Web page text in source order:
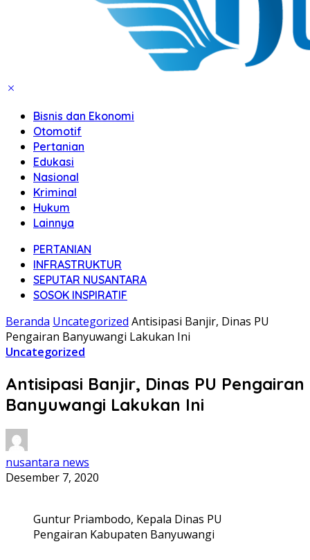
Bisnis dan Ekonomi
Otomotif
Pertanian
Edukasi
Nasional
Kriminal
Hukum
Lainnya
PERTANIAN
INFRASTRUKTUR
SEPUTAR NUSANTARA
SOSOK INSPIRATIF
Beranda Uncategorized Antisipasi Banjir, Dinas PU
Pengairan Banyuwangi Lakukan Ini
Uncategorized
Antisipasi Banjir, Dinas PU Pengairan
Banyuwangi Lakukan Ini
nusantara news
Desember 7, 2020
Guntur Priambodo, Kepala Dinas PU
Pengairan Kabupaten Banyuwangi